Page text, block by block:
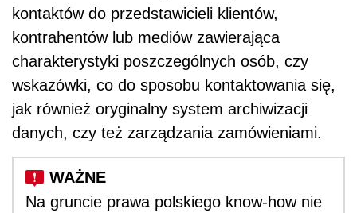
kontaktów do przedstawicieli klientów,
kontrahentów lub mediów zawierająca
charakterystyki poszczególnych osób, czy
wskazówki, co do sposobu kontaktowania się,
jak również oryginalny system archiwizacji
danych, czy też zarządzania zamówieniami.
Na gruncie prawa polskiego know-how nie